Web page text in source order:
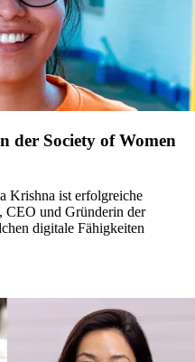
der Society of Women
Krishna ist erfolgreiche
CEO und Gründerin der
digitale Fähigkeiten